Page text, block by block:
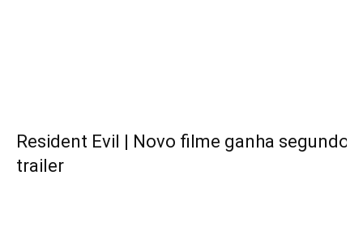
Resident Evil | Novo filme ganha segundo
trailer